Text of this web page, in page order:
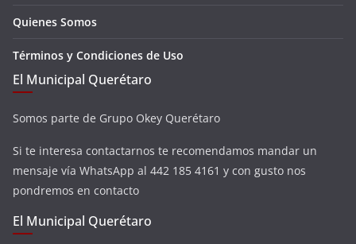
Quienes Somos
Términos y Condiciones de Uso
El Municipal Querétaro
Somos parte de Grupo Okey Querétaro
Si te interesa contactarnos te recomendamos mandar un
mensaje vía WhatsApp al 442 185 4161 y con gusto nos
pondremos en contacto
El Municipal Querétaro